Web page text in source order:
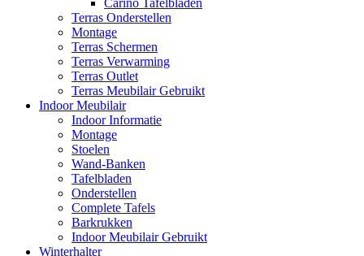
Terras Onderstellen
Montage
Terras Schermen
Terras Verwarming
Terras Outlet
Terras Meubilair Gebruikt
Indoor Meubilair
Indoor Informatie
Montage
Stoelen
Wand-Banken
Tafelbladen
Onderstellen
Complete Tafels
Barkrukken
Indoor Meubilair Gebruikt
Winterhalter